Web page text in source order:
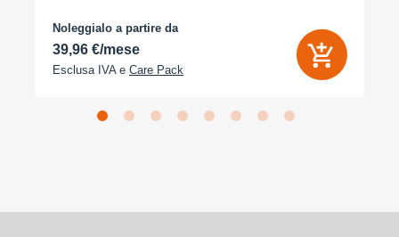
Noleggialo a partire da
39,96 €/mese
Esclusa IVA e Care Pack